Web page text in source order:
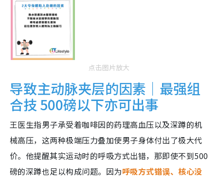
点击图片放大
导致主动脉夹层的因素｜最强组
合技 500磅以下亦可出事
王医生指男子承受着咖啡因的药理高血压以及深蹲的机
械高压，这两种极端压力叠加使男子身体付出了极大代
价。他提醒其实运动时的呼吸方式出错，那即使不到500
磅的深蹲也足以构成问题。因为呼吸方式错误、核心没